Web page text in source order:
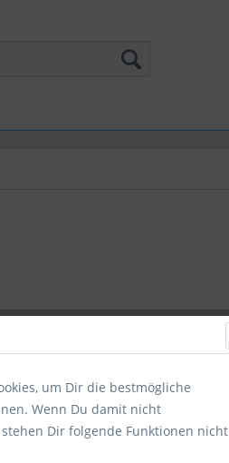
um Dir die bestmögliche
Wenn Du damit nicht
Dir folgende Funktionen nicht